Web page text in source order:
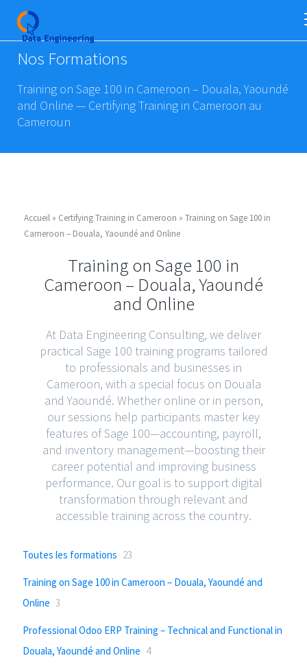
Nos Formations
Training on Sage 100 in Cameroon – Douala, Yaoundé
and Online — Certifying Training in Cameroon au
Cameroun
Accueil » Certifying Training in Cameroon » Training on Sage 100 in
Cameroon – Douala, Yaoundé and Online
Training on Sage 100 in
Cameroon – Douala, Yaoundé
and Online
At Data Engineering Consulting, we deliver
practical Sage 100 training programs tailored
to professionals and businesses in
Cameroon, with a special focus on Douala
and Yaoundé. Whether online or in person,
our sessions help participants master key
features of Sage 100—accounting, payroll,
and inventory management—boosting their
career potential and improving business
performance. Our goal is to support digital
transformation through relevant and
accessible training across the country.
Toutes les formations 23
Training on Sage 100 in Cameroon – Douala, Yaoundé and
Online 3
Professional Odoo ERP Training – Technical and Functional in
Douala, Yaoundé and Online 4